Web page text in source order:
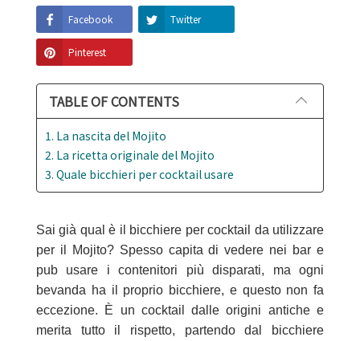
Facebook Twitter
Pinterest
TABLE OF CONTENTS
1. La nascita del Mojito
2. La ricetta originale del Mojito
3. Quale bicchieri per cocktail usare
Sai già qual è il bicchiere per cocktail da utilizzare
per il Mojito? Spesso capita di vedere nei bar e
pub usare i contenitori più disparati, ma ogni
bevanda ha il proprio bicchiere, e questo non fa
eccezione. È un cocktail dalle origini antiche e
merita tutto il rispetto, partendo dal bicchiere